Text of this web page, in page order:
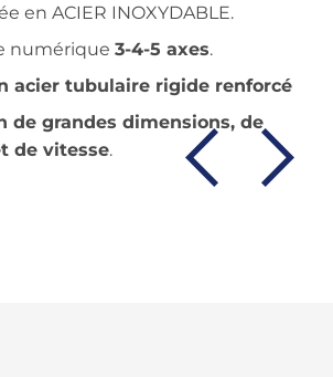
en ACIER INOXYDABLE.
numérique 3-4-5 axes.
acier tubulaire rigide renforcé
de grandes dimensions, de
de vitesse.